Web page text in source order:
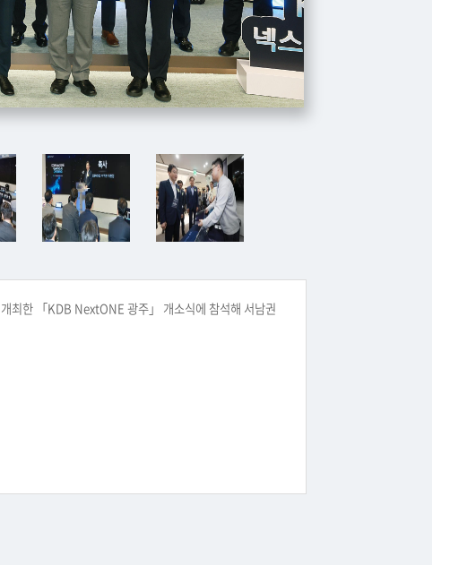
최한 「KDB NextONE 광주」 개소식에 참석해 서남권